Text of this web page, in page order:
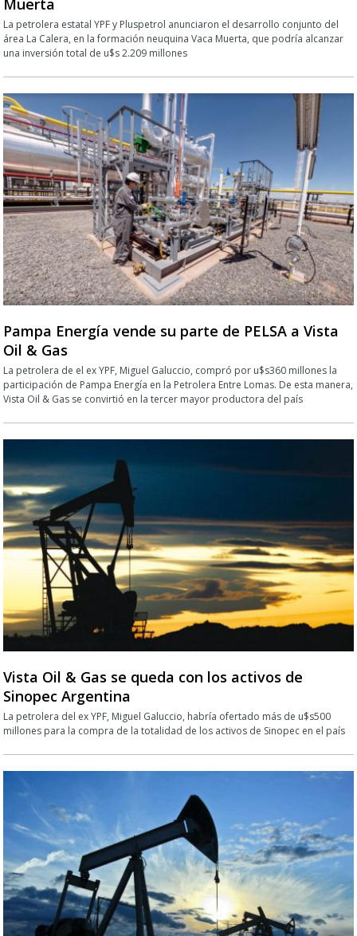
La petrolera estatal YPF y Pluspetrol anunciaron el desarrollo conjunto del
área La Calera, en la formación neuquina Vaca Muerta, que podría alcanzar
una inversión total de u$s 2.209 millones
Pampa Energía vende su parte de PELSA a Vista
Oil & Gas
La petrolera de el ex YPF, Miguel Galuccio, compró por u$s360 millones la
participación de Pampa Energía en la Petrolera Entre Lomas. De esta manera,
Vista Oil & Gas se convirtió en la tercer mayor productora del país
Vista Oil & Gas se queda con los activos de
Sinopec Argentina
La petrolera del ex YPF, Miguel Galuccio, habría ofertado más de u$s500
millones para la compra de la totalidad de los activos de Sinopec en el país